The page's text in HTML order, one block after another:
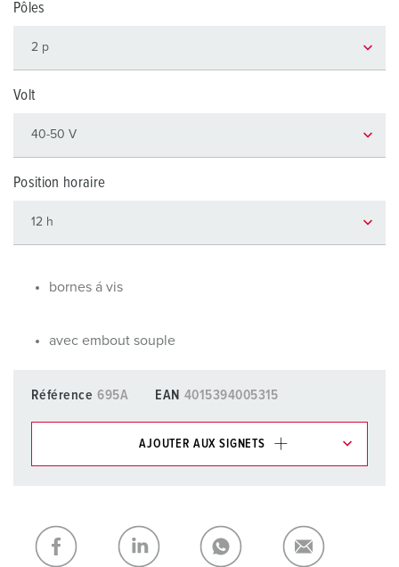
Pôles
Volt
Position horaire
bornes á vis
avec embout souple
Référence 695A EAN 4015394005315
AJOUTER AUX SIGNETS
Ma liste AJOUTER